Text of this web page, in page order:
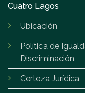
Cuatro Lagos
Ubicación
Política de
Discriminación
Certeza Jurídica